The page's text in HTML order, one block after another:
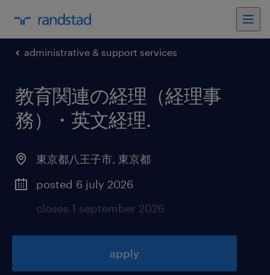
administrative & support services
教育関連の経理（経理事
務）・英文経理.
東京都八王子市, 東京都
posted 6 july 2026
closes 1 september 2026
apply